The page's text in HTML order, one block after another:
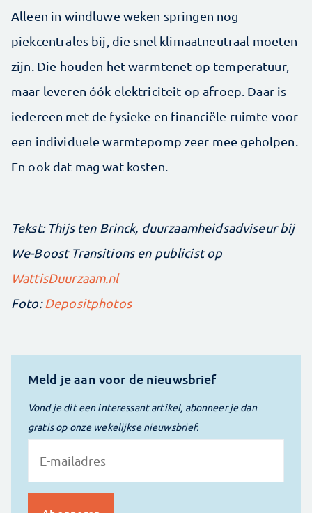
Alleen in windluwe weken springen nog
piekcentrales bij, die snel klimaatneutraal moeten
zijn. Die houden het warmtenet op temperatuur,
maar leveren óók elektriciteit op afroep. Daar is
iedereen met de fysieke en financiële ruimte voor
een individuele warmtepomp zeer mee geholpen.
En ook dat mag wat kosten.
Tekst: Thijs ten Brinck, duurzaamheids­adviseur bij
We-Boost Transitions en publicist op ­
WattisDuurzaam.nl
Foto:Depositphotos
Meld je aan voor de nieuwsbrief
Vond je dit een interessant artikel, abonneer je dan
gratis op onze wekelijkse nieuwsbrief.